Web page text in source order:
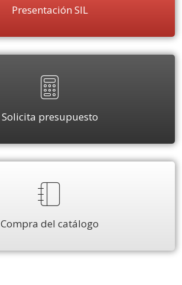
Presentación SIL
Solicita presupuesto
Compra del catálogo